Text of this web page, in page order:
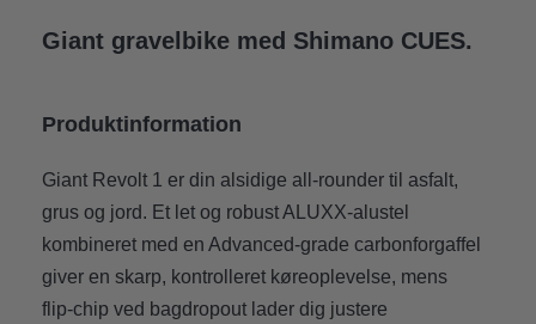
Giant gravelbike med Shimano CUES.
Produktinformation
Giant Revolt 1 er din alsidige all-rounder til asfalt,
grus og jord. Et let og robust ALUXX-alustel
kombineret med en Advanced-grade carbonforgaffel
giver en skarp, kontrolleret køreoplevelse, mens
flip-chip ved bagdropout lader dig justere